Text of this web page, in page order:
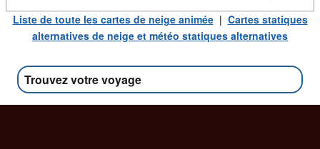
Liste de toute les cartes de neige animée| Cartes statiques
alternatives de neige et météo statiques alternatives
Trouvez votre voyage